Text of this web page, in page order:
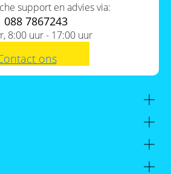
support en advies via:
088 7867243
8:00 uur - 17:00 uur
ons